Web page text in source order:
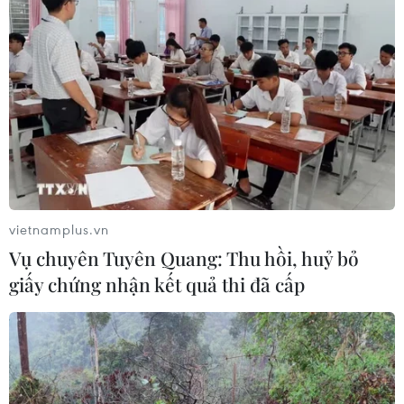
lịch.
Với sự vào cuộc chủ động, tích cực của các
ngành, các cấp chính quyền trong tỉnh, hầu hết
những di sản văn hóa của đồng bào dân tộc
thiểu số ở Quảng Ninh như phong tục tập quán,
lễ hội, nghệ thuật dân gian, nghề thủ công
truyền thống... được bảo tồn, ngày càng phát
huy giá trị, đóng góp tích cực vào sự phát triển
kinh tế, văn hóa, xã hội của tỉnh./.
(Vienam+) XEM LINK NGUỒN
vietnamplus.vn
Vụ chuyên Tuyên Quang: Thu hồi, huỷ bỏ
giấy chứng nhận kết quả thi đã cấp